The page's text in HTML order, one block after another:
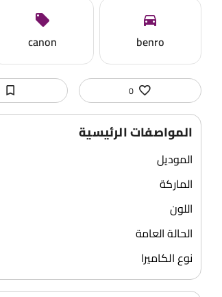
benro
canon
0
المواصفات الرئيسية
الموديل
الماركة
اللون
الحالة العامة
نوع الكاميرا